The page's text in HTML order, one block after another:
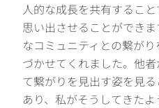
人的な成長を共有するこ
思い出させることができ
なコミュニティとの繋が
づかせてくれました。他
て繋がりを見出す姿を見
あり、私がそうしてきた